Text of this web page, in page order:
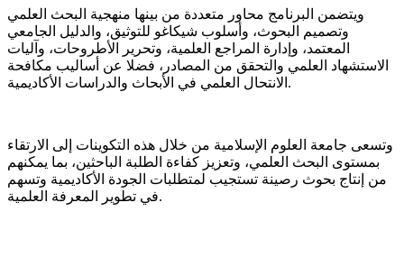
ويتضمن البرنامج محاور متعددة من بينها منهجية البحث العلمي
وتصميم البحوث، وأسلوب شيكاغو للتوثيق، والدليل الجامعي
المعتمد، وإدارة المراجع العلمية، وتحرير الأطروحات، وآليات
الاستشهاد العلمي والتحقق من المصادر، فضلا عن أساليب مكافحة
الانتحال العلمي في الأبحاث والدراسات الأكاديمية.
وتسعى جامعة العلوم الإسلامية من خلال هذه التكوينات إلى الارتقاء
بمستوى البحث العلمي، وتعزيز كفاءة الطلبة الباحثين، بما يمكنهم
من إنتاج بحوث رصينة تستجيب لمتطلبات الجودة الأكاديمية وتسهم
في تطوير المعرفة العلمية.